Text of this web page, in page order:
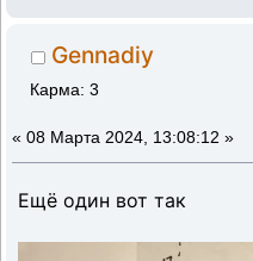
Gennadiy
Карма: 3
« 08 Марта 2024, 13:08:12 »
Ещё один вот так